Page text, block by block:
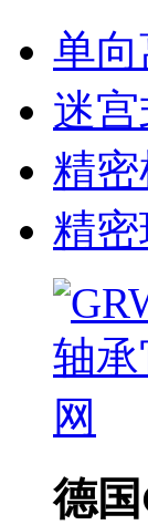
单
迷
精
精
德